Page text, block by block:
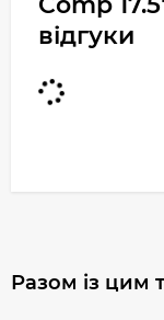
відгуки
Разом із цим